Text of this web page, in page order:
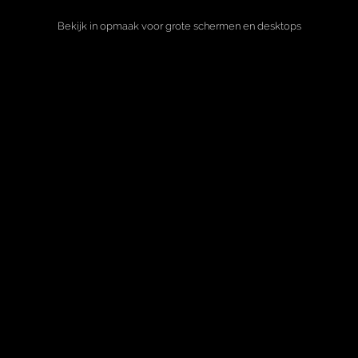
Bekijk in opmaak voor grote schermen en desktops